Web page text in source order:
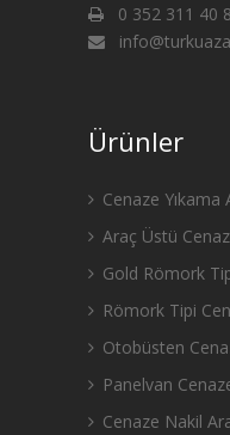
0 352 311 40
Ürünler
Cenaze Yıkama
Araç Üstü
Gold Römork
Römork Tipi
Otobüsten
Panelvan
Cenaze Nakil